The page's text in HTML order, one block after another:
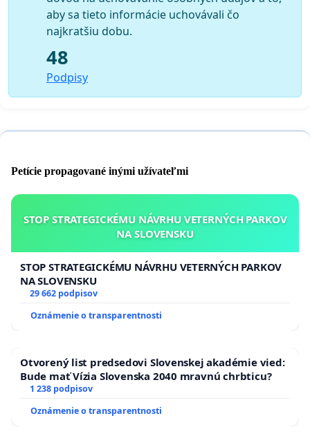
aby sa tieto informácie uchovávali čo
najkratšiu dobu.
48
Podpisy
Petície propagované inými užívateľmi
STOP STRATEGICKÉMU NÁVRHU VETERNÝCH PARKOV
NA SLOVENSKU
STOP STRATEGICKÉMU NÁVRHU VETERNÝCH PARKOV
NA SLOVENSKU
29 662 podpisov
Oznámenie o transparentnosti
Otvorený list predsedovi Slovenskej akadémie vied:
Bude mať Vízia Slovenska 2040 mravnú chrbticu?
1 238 podpisov
Oznámenie o transparentnosti